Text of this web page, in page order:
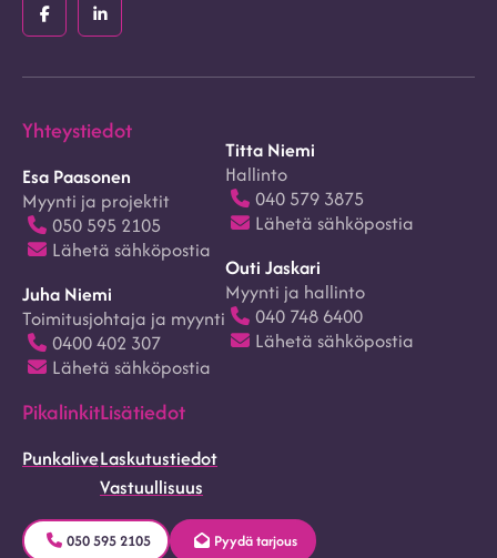
FacebookLinkedIn
Yhteystiedot
Esa Paasonen
Myynti ja projektit
050 595 2105
Lähetä sähköpostia
Juha Niemi
Toimitusjohtaja ja myynti
0400 402 307
Lähetä sähköpostia
Titta Niemi
Hallinto
040 579 3875
Lähetä sähköpostia
Outi Jaskari
Myynti ja hallinto
040 748 6400
Lähetä sähköpostia
Pikalinkit
Punkalive
Lisätiedot
Laskutustiedot
Vastuullisuus
050 595 2105 Pyydä tarjous